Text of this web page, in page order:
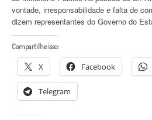
vontade, irresponsabilidade e falta de
dizem representantes do Governo do
Compartilhe isso:
X Facebook
Telegram